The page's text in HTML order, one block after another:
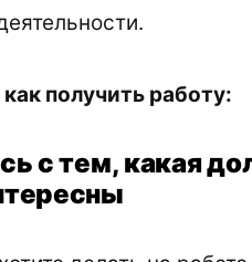
получить работу:
с тем, какая